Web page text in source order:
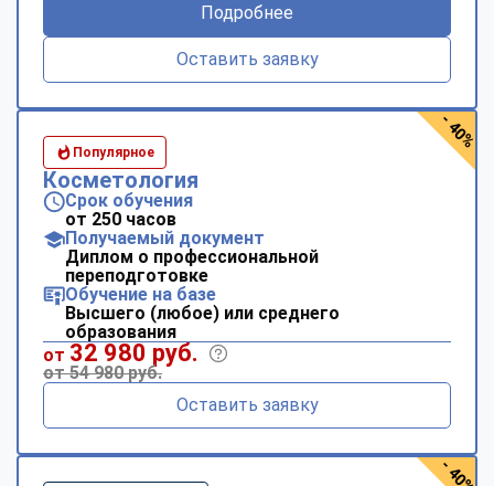
Подробнее
Оставить заявку
Популярное
Косметология
Срок обучения
от 250 часов
Получаемый документ
Диплом о профессиональной
переподготовке
Обучение на базе
Высшего (любое) или среднего
образования
от 32 980 руб.
от 54 980 руб.
Оставить заявку
- 40%
- 40%